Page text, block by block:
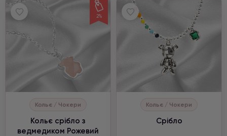
2%
Кольє / Чокери
Кольє срібло з
ведмедиком Рожевий
Кольє / Чокери
Срібло